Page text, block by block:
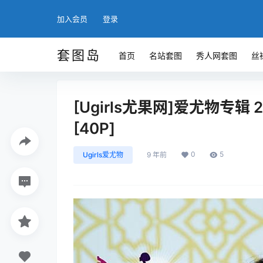
加入会员 登录
套图岛 首页 名站套图 秀人网套图 丝
[Ugirls尤果网]爱尤物专辑
[40P]
Ugirls爱尤物 9 年前 0 5